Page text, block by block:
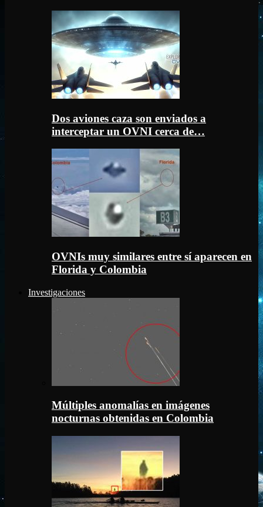
Dos aviones caza son enviados a
interceptar un OVNI cerca de…
OVNIs muy similares entre sí aparecen en
Florida y Colombia
Investigaciones
Múltiples anomalías en imágenes
nocturnas obtenidas en Colombia